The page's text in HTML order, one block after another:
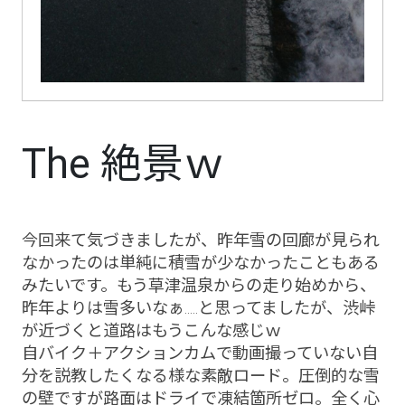
The 絶景ｗ
今回来て気づきましたが、昨年雪の回廊が見られ
なかったのは単純に積雪が少なかったこともある
みたいです。もう草津温泉からの走り始めから、
昨年よりは雪多いなぁ.....と思ってましたが、渋峠
が近づくと道路はもうこんな感じｗ
自バイク＋アクションカムで動画撮っていない自
分を説教したくなる様な素敵ロード。圧倒的な雪
の壁ですが路面はドライで凍結箇所ゼロ。全く心